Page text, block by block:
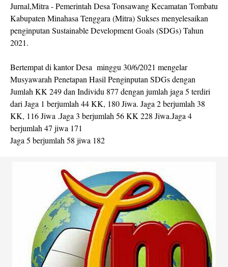
Jurnal,Mitra - Pemerintah Desa Tonsawang Kecamatan Tombatu
Kabupaten Minahasa Tenggara (Mitra) Sukses menyelesaikan
penginputan Sustainable Development Goals (SDGs) Tahun
2021.
Bertempat di kantor Desa minggu 30/6/2021 mengelar
Musyawarah Penetapan Hasil Penginputan SDGs dengan
Jumlah KK 249 dan Individu 877 dengan jumlah jaga 5 terdiri
dari Jaga 1 berjumlah 44 KK, 180 Jiwa. Jaga 2 berjumlah 38
KK, 116 Jiwa .Jaga 3 berjumlah 56 KK 228 Jiwa.Jaga 4
berjumlah 47 jiwa 171
Jaga 5 berjumlah 58 jiwa 182